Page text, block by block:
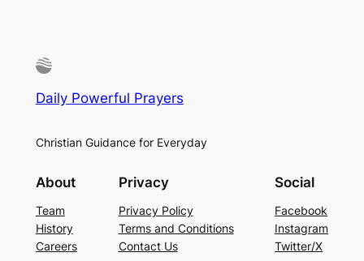
Daily Powerful Prayers
Christian Guidance for Everyday
About
Team
History
Careers
Privacy
Privacy Policy
Terms and Conditions
Contact Us
Social
Facebook
Instagram
Twitter/X